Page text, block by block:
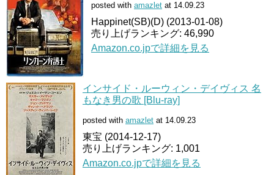
posted with amazlet at 14.09.23
Happinet(SB)(D) (2013-01-08)
売り上げランキング: 46,990
Amazon.co.jpで詳細を見る
インサイド・ルーウィン・デイヴィス 名
もなき男の歌 [Blu-ray]
posted with amazlet at 14.09.23
東宝 (2014-12-17)
売り上げランキング: 1,001
Amazon.co.jpで詳細を見る